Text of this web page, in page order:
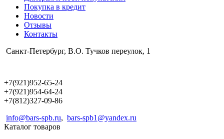
Покупка в кредит
Новости
Отзывы
Контакты
Санкт-Петербург, В.О. Тучков переулок, 1
+7(921)952-65-24
+7(921)954-64-24
+7(812)327-09-86
info@bars-spb.ru, bars-spb1@yandex.ru
Каталог товаров